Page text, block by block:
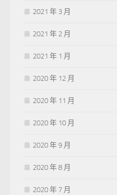
2021 年 3 月
2021 年 2 月
2021 年 1 月
2020 年 12 月
2020 年 11 月
2020 年 10 月
2020 年 9 月
2020 年 8 月
2020 年 7 月